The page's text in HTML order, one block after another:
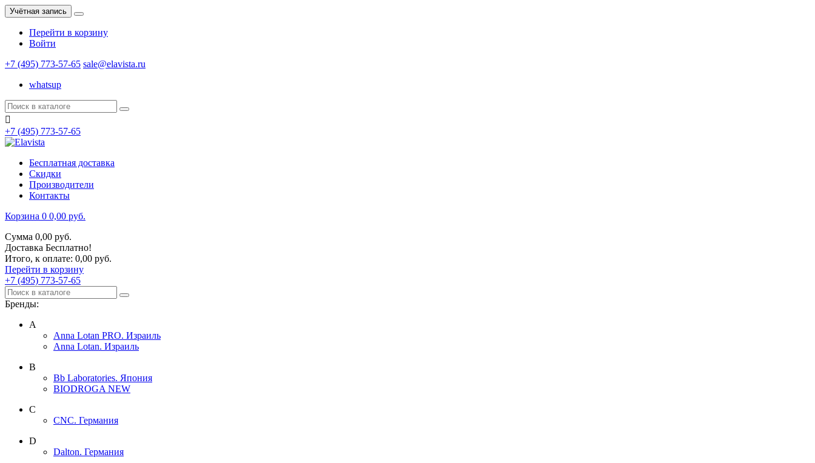
Учётная запись
Перейти в корзину
Войти
+7 (495) 773-57-65 sale@elavista.ru
whatsup

+7 (495) 773-57-65
Бесплатная доставка
Скидки
Производители
Контакты
Корзина 0 0,00 руб.
Сумма 0,00 руб.
Доставка Бесплатно!
Итого, к оплате: 0,00 руб.
Перейти в корзину
+7 (495) 773-57-65
Бренды:
A
Anna Lotan PRO. Израиль
Anna Lotan. Израиль
B
Bb Laboratories. Япония
BIODROGA NEW
C
CNC. Германия
D
Dalton. Германия